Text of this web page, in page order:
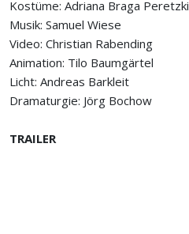
Kostüme: Adriana Braga Peretzki
Musik: Samuel Wiese
Video: Christian Rabending
Animation: Tilo Baumgärtel
Licht: Andreas Barkleit
Dramaturgie: Jörg Bochow
TRAILER